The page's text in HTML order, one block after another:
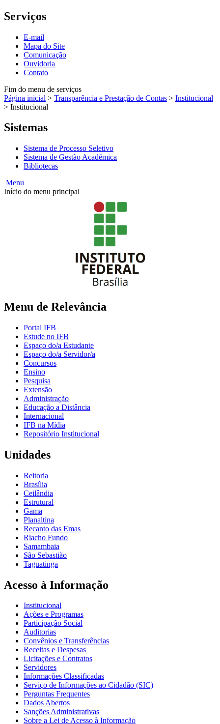
Serviços
E-mail
Mapa do Site
Comunicação
Ouvidoria
Contato
Fim do menu de serviços
Página inicial > Transparência e Prestação de Contas > Institucional
> Institucional
Sistemas
Sistema de Processo Seletivo
Sistema de Gestão Acadêmica
Bibliotecas
Menu
Início do menu principal
Menu de Relevância
Portal IFB
Estude no IFB
Espaço do/a Estudante
Espaço do/a Servidor/a
Concursos
Ensino
Pesquisa
Extensão
Administração
Educação a Distância
Internacional
IFB na Mídia
Repositório Institucional
Unidades
Reitoria
Brasília
Ceilândia
Estrutural
Gama
Planaltina
Recanto das Emas
Riacho Fundo
Samambaia
São Sebastião
Taguatinga
Acesso à Informação
Institucional
Ações e Programas
Participação Social
Auditorias
Convênios e Transferências
Receitas e Despesas
Licitações e Contratos
Servidores
Informações Classificadas
Serviço de Informações ao Cidadão (SIC)
Perguntas Frequentes
Dados Abertos
Sanções Administrativas
Sobre a Lei de Acesso à Informação